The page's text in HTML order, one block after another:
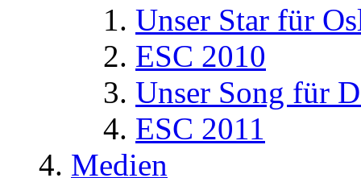
Unser Star für
ESC 2010
Unser Song für
ESC 2011
Medien